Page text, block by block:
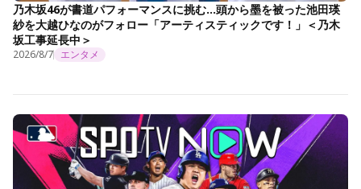
乃木坂46が書道パフォーマンスに挑む…頭から墨を被った池田瑛
紗を大越ひなのがフォロー「アーティスティックです！」＜乃木
坂工事延長中＞
2026/8/7 エンタメ